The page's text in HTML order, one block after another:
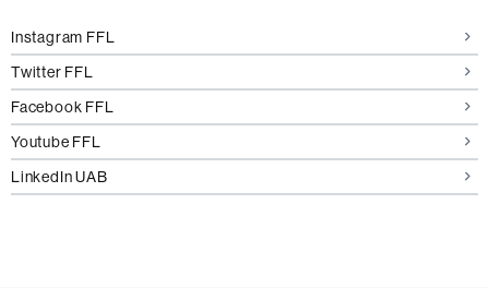
Instagram FFL
Twitter FFL
Facebook FFL
Youtube FFL
LinkedIn UAB